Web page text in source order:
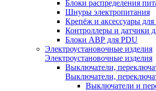
Блоки распределения
Шнуры электропитания
Крепёж и аксессуары
Контроллеры и датчики
Блоки АВР для PDU
Электроустановочные изделия
Электроустановочные изделия
Выключатели,
Выключатели,
Выключатели и